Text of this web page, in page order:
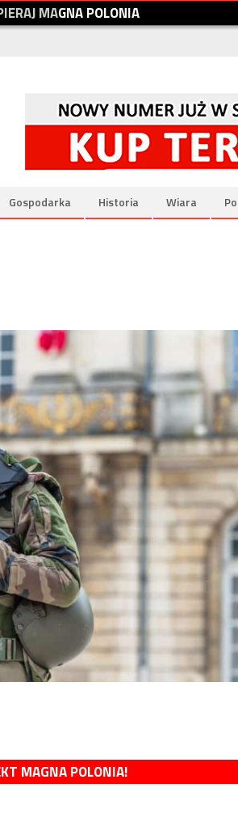
IERAJMAGNAPOLONIA
Gospodarka Historia Wiara
MAGNA POLONIA!